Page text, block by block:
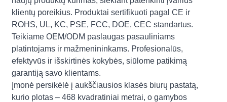
klientų poreikius. Produktai sertifikuoti pagal CE ir
ROHS, UL, KC, PSE, FCC, DOE, CEC standartus.
Teikiame OEM/ODM paslaugas pasauliniams
platintojams ir mažmenininkams. Profesionalūs,
efektyvūs ir išskirtinės kokybės, siūlome patikimą
garantiją savo klientams.
Įmonė persikėlė į aukščiausios klasės biurų pastatą,
kurio plotas – 468 kvadratiniai metrai, o gamybos